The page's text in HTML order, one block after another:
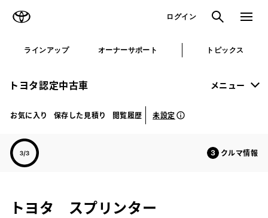
ログイン 検索 メニュ
ラインアップ オーナーサポート トピックス
トヨタ認定中古車 メニュー
お気に入り 保存した見積り 閲覧履歴 未設定
クルマ情報
トヨタ スプリンター